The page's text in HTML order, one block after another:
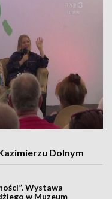
Dolnym
Wystawa
w Muzeum